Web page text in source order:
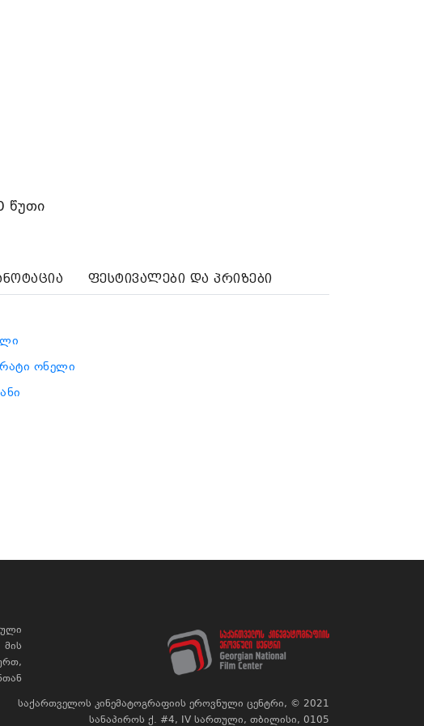
წუთი
ფესტივალები და პრიზები
რატი ონელი
საქართველოს კინემატოგრაფიის ეროვნული ცენტრი, © 2021
სანაპიროს ქ. #4, IV სართული, თბილისი, 0105